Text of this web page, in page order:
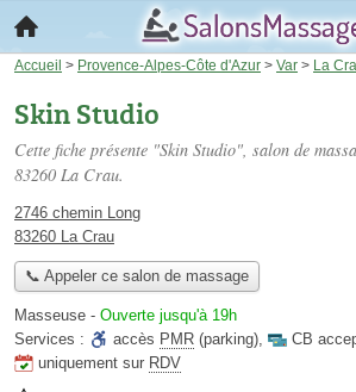
Accueil > Provence-Alpes-Côte d'Azur > Var > La
Skin Studio
Cette fiche présente "Skin Studio", salon de
83260 La Crau.
2746 chemin Long
83260 La Crau
📞 Appeler ce salon de massage
Masseuse - Ouverte jusqu'à 19h
Services :
accès PMR (parking), CB
uniquement sur RDV